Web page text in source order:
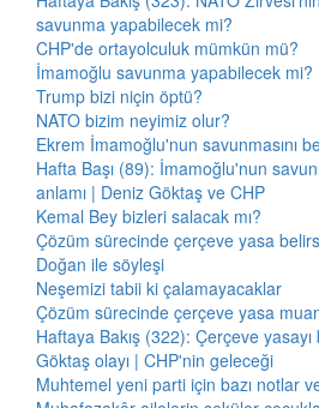
savunma yapabilecek mi?
CHP'de ortayolculuk mümkün mü?
İmamoğlu savunma yapabilecek mi?
Trump bizi niçin öptü?
NATO bizim neyimiz olur?
Ekrem İmamoğlu'nun savunmasını
Hafta Başı (89): İmamoğlu'nun
anlamı | Deniz Göktaş ve CHP
Kemal Bey bizleri salacak mı?
Çözüm sürecinde çerçeve yasa
Doğan ile söyleşi
Neşemizi tabii ki çalamayacaklar
Çözüm sürecinde çerçeve yasa
Haftaya Bakış (322): Çerçeve
Göktaş olayı | CHP'nin geleceği
Muhtemel yeni parti için bazı notlar